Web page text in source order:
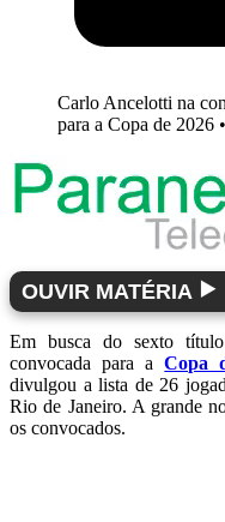
Carlo Ancelotti na
para a Copa de 2026
OUVIR MATÉRIA ▶️
Em busca do sexto
convocada para aCopa
divulgou a lista de 26
Rio de Janeiro. A grande
os convocados.